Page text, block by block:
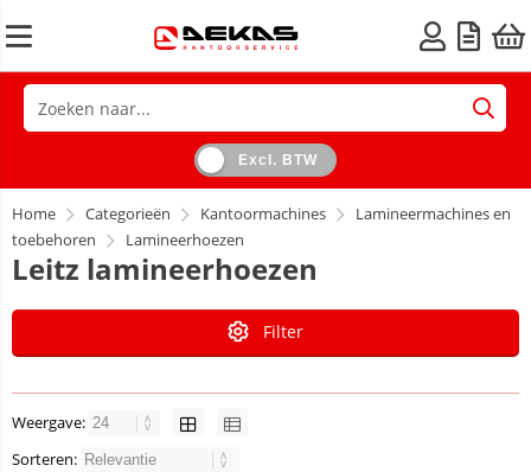
Excl. BTW
Home Categorieën Kantoormachines
Lamineermachines en
toebehoren
Lamineerhoezen
Leitz lamineerhoezen
Filter
Weergave:
Sorteren: